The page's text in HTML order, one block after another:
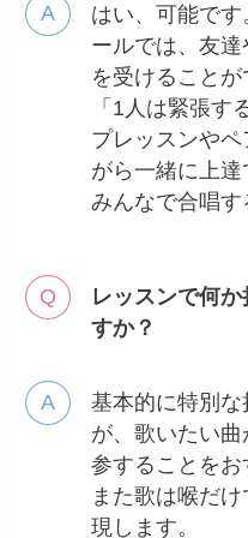
はい、可能で
ールでは、友
を受けることが
「1人は緊張す
プレッスンや
がら一緒に上達
みんなで合唱す
レッスンで何
すか？
基本的に特別
が、歌いたい
参することをお
また歌は喉だ
現します。